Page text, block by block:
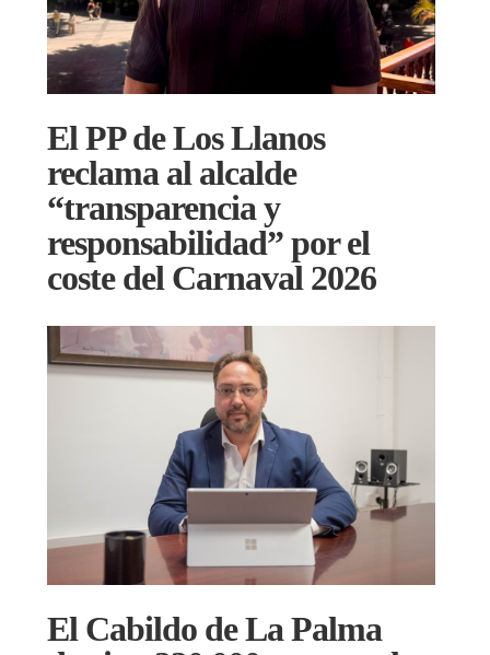
El PP de Los Llanos
reclama al alcalde
“transparencia y
responsabilidad” por el
coste del Carnaval 2026
El Cabildo de La Palma